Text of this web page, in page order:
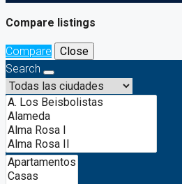
Compare listings
Compare
Close
Search